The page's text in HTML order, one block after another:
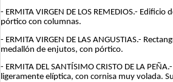
- ERMITA VIRGEN DE LOS REMEDIOS.-
pórtico con columnas.
- ERMITA VIRGEN DE LAS ANGUSTIAS.-
medallón de enjutos, con pórtico.
- ERMITA DEL SANTÍSIMO CRISTO DE LA
ligeramente elíptica, con cornisa muy volada.